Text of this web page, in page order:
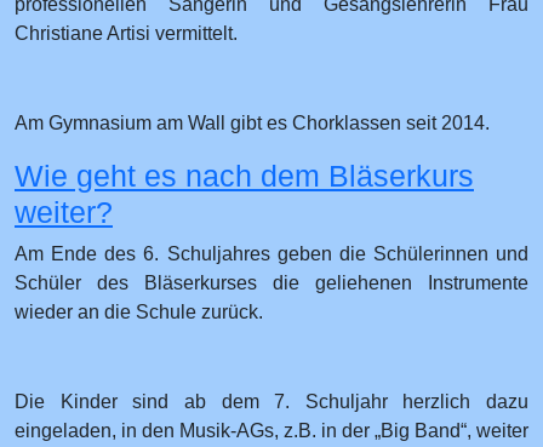
Christiane Artisi vermittelt.
Am Gymnasium am Wall gibt es Chorklassen seit 2014.
Wie geht es nach dem Bläserkurs
weiter?
Am Ende des 6. Schuljahres geben die Schülerinnen und
Schüler des Bläserkurses die geliehenen Instrumente
wieder an die Schule zurück.
Die Kinder sind ab dem 7. Schuljahr herzlich dazu
eingeladen, in den Musik-AGs, z.B. in der „Big Band“, weiter